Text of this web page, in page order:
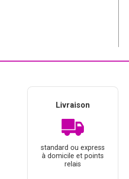
Livraison
standard ou express
à domicile et points
relais